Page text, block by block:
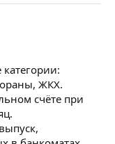
ЖКХ.
счёте при
выпуск,